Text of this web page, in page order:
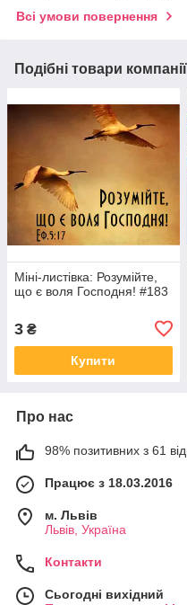
Всі умови повернення
Подібні товари компанії
Міні-листівка: Розумійте,
що є воля Господня! #183
3 ₴
Купити
Про нас
98% позитивних з 61
Працює з 18.03.2016
м. Львів
Львів, Україна
Контакти
Сьогодні вихідний